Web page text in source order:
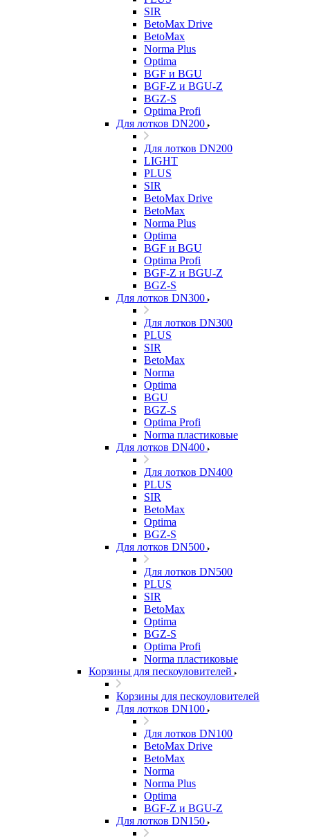
SIR
BetoMax Drive
BetoMax
Norma Plus
Optima
BGF и BGU
BGF-Z и BGU-Z
BGZ-S
Optima Profi
Для лотков DN200
Для лотков DN200
LIGHT
PLUS
SIR
BetoMax Drive
BetoMax
Norma Plus
Optima
BGF и BGU
Optima Profi
BGF-Z и BGU-Z
BGZ-S
Для лотков DN300
Для лотков DN300
PLUS
SIR
BetoMax
Norma
Optima
BGU
BGZ-S
Optima Profi
Norma пластиковые
Для лотков DN400
Для лотков DN400
PLUS
SIR
BetoMax
Optima
BGZ-S
Для лотков DN500
Для лотков DN500
PLUS
SIR
BetoMax
Optima
BGZ-S
Optima Profi
Norma пластиковые
Корзины для пескоуловителей
Корзины для пескоуловителей
Для лотков DN100
Для лотков DN100
BetoMax Drive
BetoMax
Norma
Norma Plus
Optima
BGF-Z и BGU-Z
Для лотков DN150